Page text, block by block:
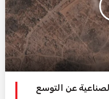
عن التوسع